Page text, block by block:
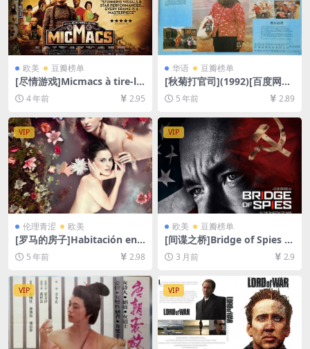
欧美 豆瓣榜单
[尽情游戏]Micmacs à tire-la
rigot (2009)[百度网盘+迅雷
云盘资源1080P超清未删减]
[MP4/6.7GB][中英字幕]
4 年前 2.95
华语 豆瓣榜单
[秋菊打官司](1992)[百度网盘
+迅雷云盘资源1080P超清未
删减][MP4/6.2GB][国语中字]
5 年前 2.89
VIP
伦理青涩 欧美
[罗马的房子]Habitación en
Roma (2010)[百度网盘+迅雷
云盘资源1080P超清未删减]
[MP4/6.3GB][中英字幕]【手
机无法在线播放，请下载防和
谐压缩包（含解压密码）】
5 年前 2.98
VIP
欧美 豆瓣榜单
[间谍之桥]Bridge of Spies (2
015)[百度网盘+夸克网盘+迅
雷云盘1080P超清未删减资源]
9GB][中英字幕]
3 月前 2.9
VIP VIP